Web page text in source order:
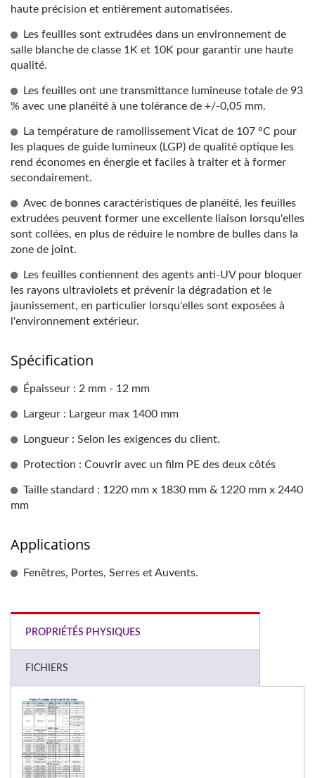
haute précision et entièrement automatisées.
Les feuilles sont extrudées dans un environnement de
salle blanche de classe 1K et 10K pour garantir une haute
qualité.
Les feuilles ont une transmittance lumineuse totale de 93
% avec une planéité à une tolérance de +/-0,05 mm.
La température de ramollissement Vicat de 107 °C pour
les plaques de guide lumineux (LGP) de qualité optique les
rend économes en énergie et faciles à traiter et à former
secondairement.
Avec de bonnes caractéristiques de planéité, les feuilles
extrudées peuvent former une excellente liaison lorsqu'elles
sont collées, en plus de réduire le nombre de bulles dans la
zone de joint.
Les feuilles contiennent des agents anti-UV pour bloquer
les rayons ultraviolets et prévenir la dégradation et le
jaunissement, en particulier lorsqu'elles sont exposées à
l'environnement extérieur.
Spécification
Épaisseur : 2 mm - 12 mm
Largeur : Largeur max 1400 mm
Longueur : Selon les exigences du client.
Protection : Couvrir avec un film PE des deux côtés
Taille standard : 1220 mm x 1830 mm & 1220 mm x 2440
mm
Applications
Fenêtres, Portes, Serres et Auvents.
PROPRIÉTÉS PHYSIQUES
FICHIERS